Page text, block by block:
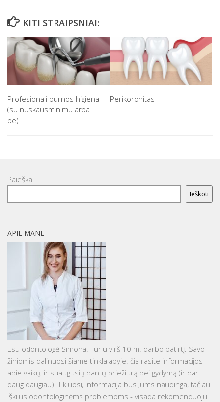
KITI STRAIPSNIAI:
Profesionali burnos higiena
(su nuskausminimu arba
be)
Perikoronitas
Paieška
Ieškoti
APIE MANE
Esu odontologė Simona. Turiu virš 10 m. darbo patirtį. Savo
žiniomis dalinuosi šiame tinklalapyje: čia rasite informacijos
apie vaikų, ir suaugusių dantų priežiūrą bei gydymą (ir dar
daug daugiau). Tikiuosi, informacija bus Jums naudinga, tačiau
iškilus odontologinėms problemoms - visada rekomenduoju